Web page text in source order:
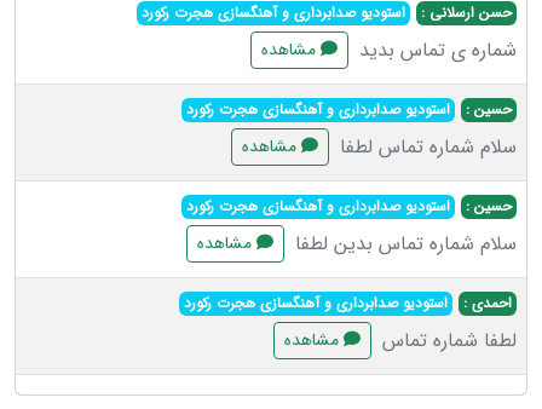
حسن ارسلانی : استودیو صدابرداری و آهنگسازی هجرت رکورد
شماره ی تماس بدید مشاهده
حسین : استودیو صدابرداری و آهنگسازی هجرت رکورد
سلام شماره تماس لطفا مشاهده
حسین : استودیو صدابرداری و آهنگسازی هجرت رکورد
سلام شماره تماس بدین لطفا مشاهده
احمدی : استودیو صدابرداری و آهنگسازی هجرت رکورد
لطفا شماره تماس مشاهده